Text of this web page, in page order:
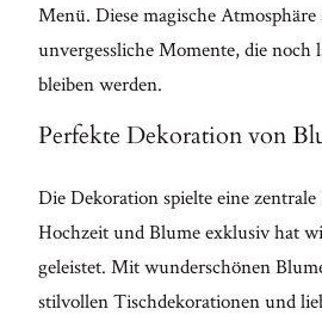
Menü. Diese magische Atmosphäre
unvergessliche Momente, die noch
bleiben werden.
Perfekte Dekoration von
Die Dekoration spielte eine zentrale
Hochzeit und Blume exklusiv hat
geleistet. Mit wunderschönen
stilvollen Tischdekorationen und